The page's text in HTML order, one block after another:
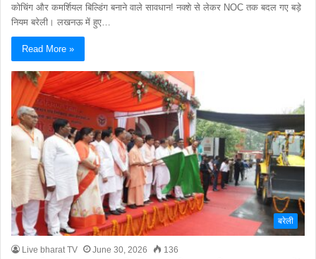
कोचिंग और कमर्शियल बिल्डिंग बनाने वाले सावधान! नक्शे से लेकर NOC तक बदल गए बड़े
नियम बरेली। लखनऊ में हुए…
Read More »
बरेली
Live bharat TV June 30, 2026 136